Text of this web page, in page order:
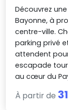
Découvrez
Bayonne, à
centre-ville.
parking privé
attendent
escapade
au cœur du
À partir de